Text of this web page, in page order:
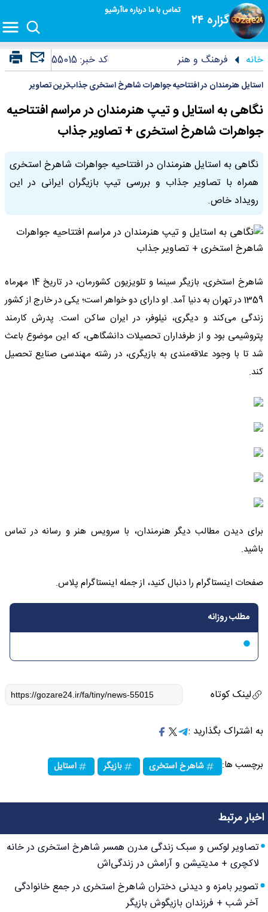
گزاره ۲۴
تماس با مادرباره ماآرشیو
خانه فرهنگ و هنر کد خبر:55015
استایل هنرمندان در افتتاحیه جواهرات شاهرخ استخری جذاب‌ترین تصاویر
نگاهی به استایل و تیپ هنرمندان در مراسم افتتاحیه
جواهرات شاهرخ استخری + تصاویر جذاب
نگاهی به استایل هنرمندان در افتتاحیه جواهرات شاهرخ استخری
همراه با تصاویر جذاب و بررسی تیپ بازیگران ایرانی در این
رویداد خاص.
شاهرخ استخری، بازیگر سینما و تلویزیون کشورمان، در تاریخ 14 مهرماه
1359 در تهران به دنیا آمد. او دارای دو خواهر است؛ یکی در خارج از کشور
زندگی می‌کند و دیگری، نیلوفر، در ایران ساکن است. پدرش کارمند
پتروشیمی بود و از طرفداران تحصیلات دانشگاهی، که این موضوع باعث
شد تا با وجود علاقه‌مندی به بازیگری، در رشته مهندسی صنایع تحصیل
کند.
برای دیدن مطالب دیگر هنرمندان، با سرویس هنر و رسانه در تماس
باشید.
صفحات اینستاگرام را دنبال کنید، از جمله اینستاگرام پلاس.
مطلب روزانه
لینک کوتاه
به اشتراک بگذارید :
برچسب ها: شاهرخ استخری بازیگر استایل
اخبار مرتبط
تصاویر لوکس و سبک زندگی مدرن همسر شاهرخ استخری در خانه
لاکچری + مدیتیشن و آرامش در زندگی‌اش
تصویر بامزه و دیدنی دختران شاهرخ استخری در جمع خانوادگی
آخر شب + فرزندان بازیگوش بازیگر